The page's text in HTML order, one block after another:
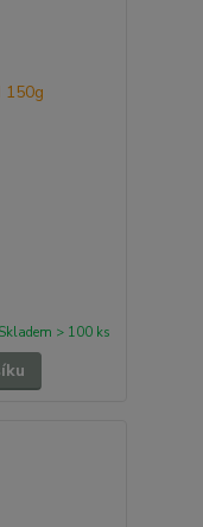
Skladem > 100 ks